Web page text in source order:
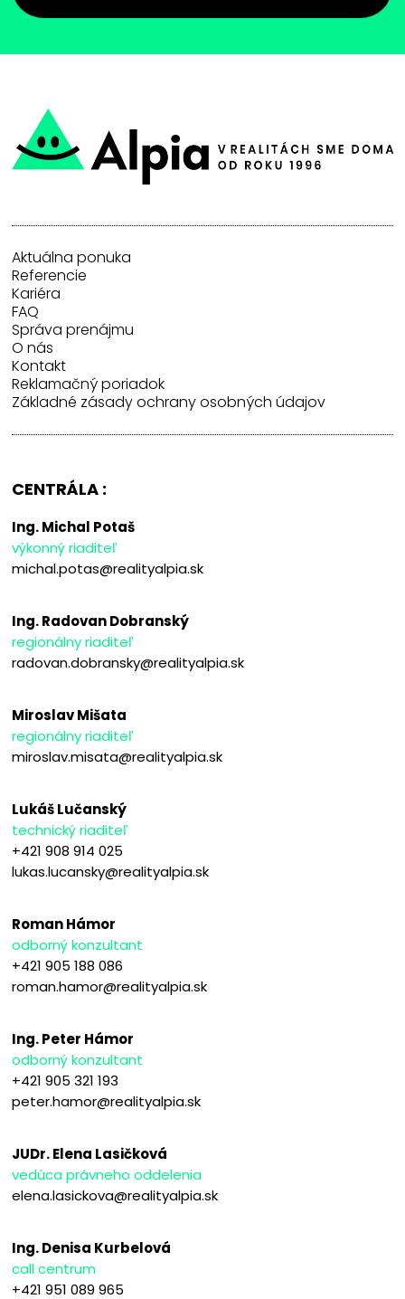
Aktuálna ponuka
Referencie
Kariéra
FAQ
Správa prenájmu
O nás
Kontakt
Reklamačný poriadok
Základné zásady ochrany osobných údajov
CENTRÁLA :
Ing. Michal Potaš
výkonný riaditeľ
michal.potas@realityalpia.sk
Ing. Radovan Dobranský
regionálny riaditeľ
radovan.dobransky@realityalpia.sk
Miroslav Mišata
regionálny riaditeľ
miroslav.misata@realityalpia.sk
Lukáš Lučanský
technický riaditeľ
+421 908 914 025
lukas.lucansky@realityalpia.sk
Roman Hámor
odborný konzultant
+421 905 188 086
roman.hamor@realityalpia.sk
Ing. Peter Hámor
odborný konzultant
+421 905 321 193
peter.hamor@realityalpia.sk
JUDr. Elena Lasičková
vedúca právneho oddelenia
elena.lasickova@realityalpia.sk
Ing. Denisa Kurbelová
call centrum
+421 951 089 965